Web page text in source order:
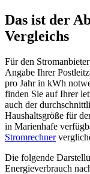
Das ist der
Vergleichs
Für den
Angabe Ihrer
pro Jahr in kWh
finden Sie auf Ihrer
auch der
Haushaltsgröße für
in Marienhafe
Stromrechner
Die folgende
Energieverbrauch